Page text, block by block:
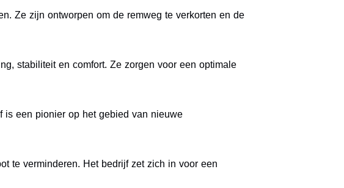
Ze zijn ontworpen om de remweg te verkorten en de
stabiliteit en comfort. Ze zorgen voor een optimale
is een pionier op het gebied van nieuwe
te verminderen. Het bedrijf zet zich in voor een